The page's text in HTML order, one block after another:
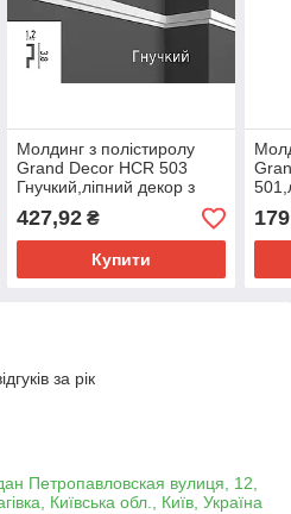
Молдинг з полістиролу
Grand Decor HCR 503
Гнучкий,ліпний декор з
427,92₴
Купити
за рік
Петропавловская вулиця, 12,
Київська обл., Київ, Україна